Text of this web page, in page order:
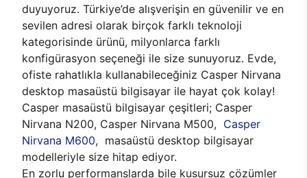
duyuyoruz. Türkiye’de alışverişin en güvenilir ve en
sevilen adresi olarak birçok farklı teknoloji
kategorisinde ürünü, milyonlarca farklı
konfigürasyon seçeneği ile size sunuyoruz. Evde,
ofiste rahatlıkla kullanabileceğiniz Casper Nirvana
desktop masaüstü bilgisayar ile hayat çok kolay!
Casper masaüstü bilgisayar çeşitleri; Casper
Nirvana N200, Casper Nirvana M500, Casper
Nirvana M600, masaüstü desktop bilgisayar
modelleriyle size hitap ediyor.
En zorlu performanslarda bile kusursuz çözümler